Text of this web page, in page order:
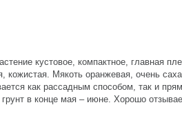
кустовое, компактное, главная
кожистая. Мякоть оранжевая, очень
как рассадным способом, так и
в конце мая – июне. Хорошо